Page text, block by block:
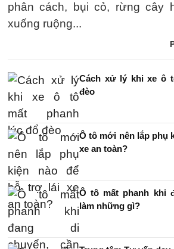
phân cách, bụi cỏ, rừng cây
xuống ruộng...
Cách xử lý khi xe ô
đèo
Ô tô mới nên lắp phụ
xe an toàn?
Ô tô mất phanh khi
làm những gì?